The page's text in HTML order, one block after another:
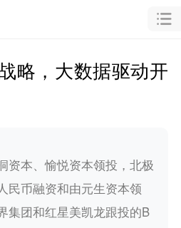
略，大数据驱动开
资本、愉悦资本领投，北极
民币融资和由元生资本领
集团和红星美凯龙跟投的B